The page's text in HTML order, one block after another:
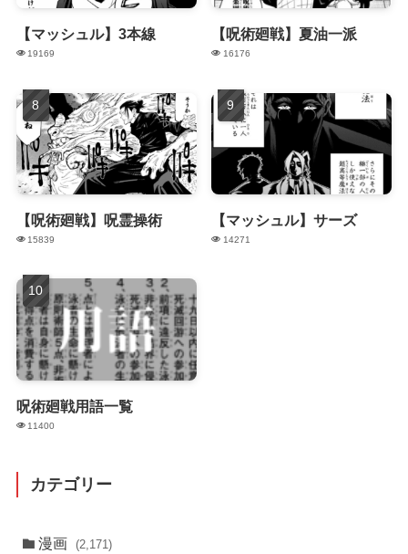
【マッシュル】3本線
19169
【呪術廻戦】夏油一派
16176
【呪術廻戦】呪霊操術
15839
【マッシュル】サーズ
14271
呪術廻戦用語一覧
11400
カテゴリー
漫画 (2,171)